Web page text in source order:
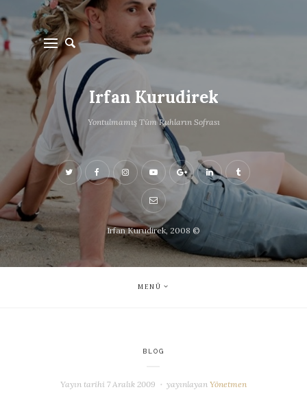
Irfan Kurudirek
Yontulmamış Tüm Ruhların Sofrası
Irfan Kurudirek, 2008 ©
MENÜ
BLOG
Yayın tarihi 7 Aralık 2009 yayınlayanYönetmen